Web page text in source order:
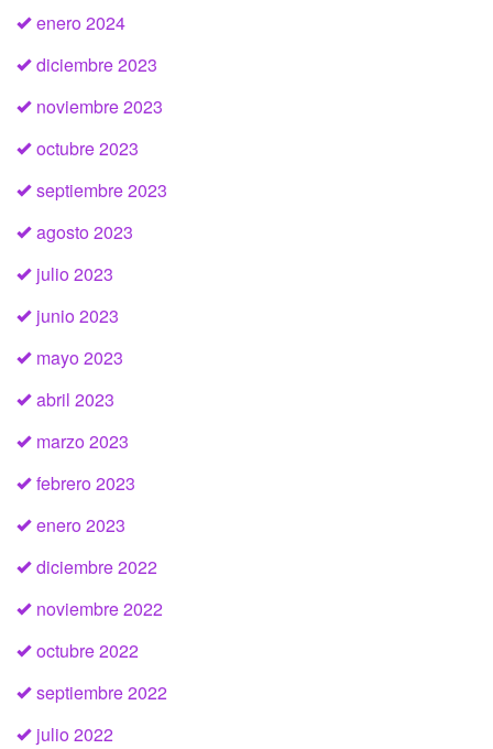
enero 2024
diciembre 2023
noviembre 2023
octubre 2023
septiembre 2023
agosto 2023
julio 2023
junio 2023
mayo 2023
abril 2023
marzo 2023
febrero 2023
enero 2023
diciembre 2022
noviembre 2022
octubre 2022
septiembre 2022
julio 2022